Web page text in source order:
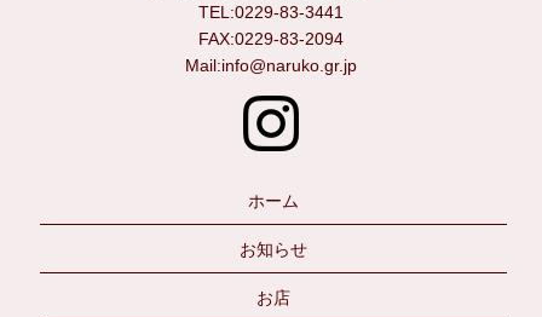
TEL:0229-83-3441
FAX:0229-83-2094
Mail:info@naruko.gr.jp
ホーム
お知らせ
お店